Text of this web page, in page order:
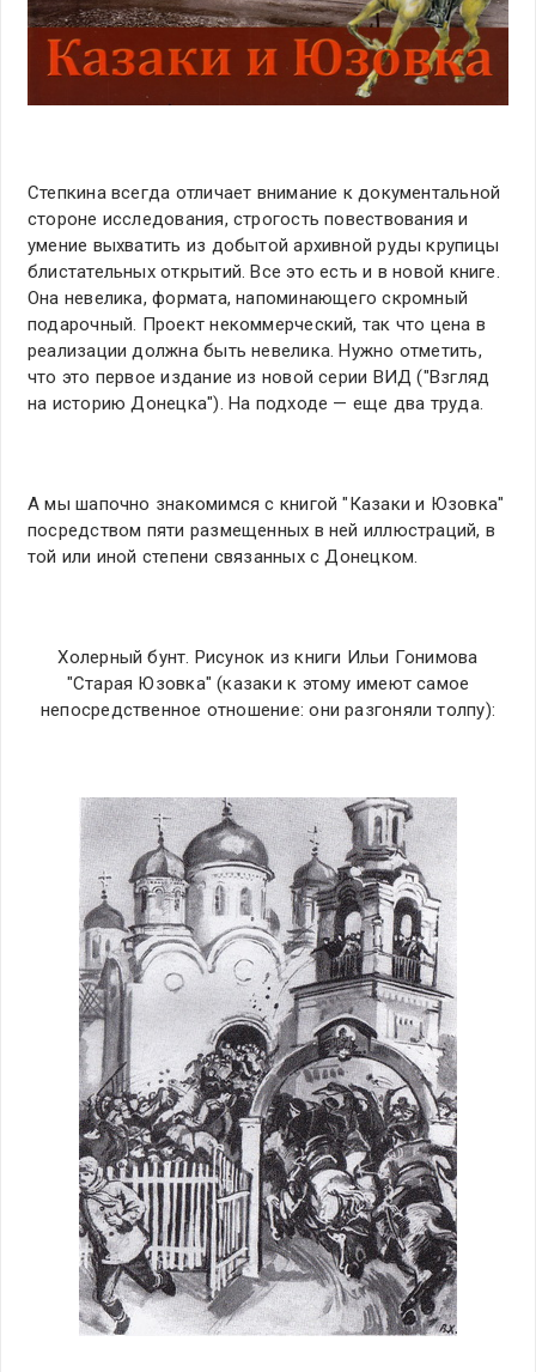
Степкина всегда отличает внимание к документальной
стороне исследования, строгость повествования и
умение выхватить из добытой архивной руды крупицы
блистательных открытий. Все это есть и в новой книге.
Она невелика, формата, напоминающего скромный
подарочный. Проект некоммерческий, так что цена в
реализации должна быть невелика. Нужно отметить,
что это первое издание из новой серии ВИД ("Взгляд
на историю Донецка"). На подходе — еще два труда.
А мы шапочно знакомимся с книгой "Казаки и Юзовка"
посредством пяти размещенных в ней иллюстраций, в
той или иной степени связанных с Донецком.
Холерный бунт. Рисунок из книги Ильи Гонимова
"Старая Юзовка" (казаки к этому имеют самое
непосредственное отношение: они разгоняли толпу):